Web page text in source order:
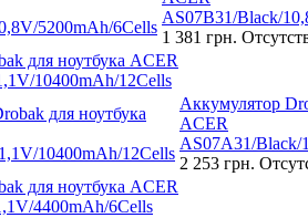
AS07B31/Black/
1 381 грн.
для ноутбука ACER
10400mAh/12Cells
Аккумулятор
ACER
AS07A31/Black/
2 253 грн.
для ноутбука ACER
4400mAh/6Cells